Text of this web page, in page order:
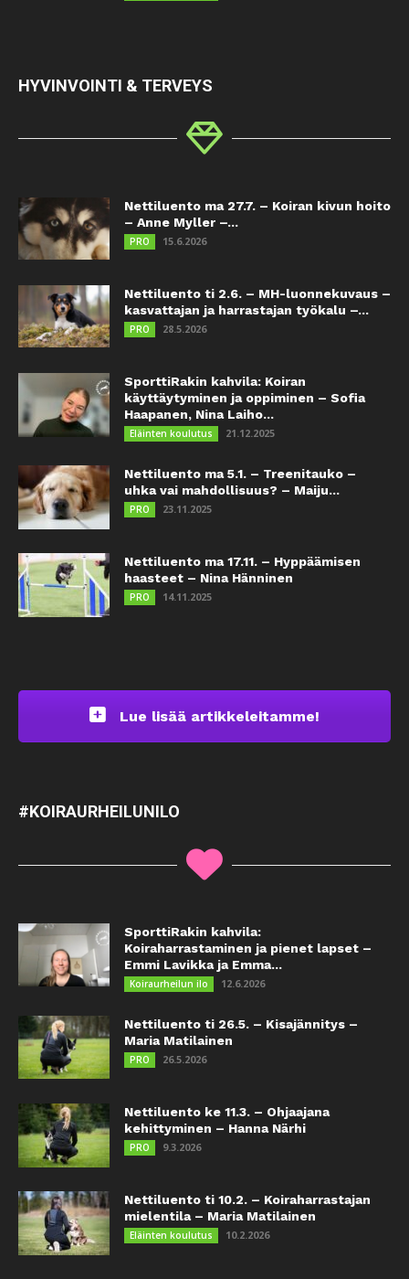
HYVINVOINTI & TERVEYS
Nettiluento ma 27.7. – Koiran kivun hoito
– Anne Myller –...
PRO 15.6.2026
Nettiluento ti 2.6. – MH-luonnekuvaus –
kasvattajan ja harrastajan työkalu –...
PRO 28.5.2026
SporttiRakin kahvila: Koiran
käyttäytyminen ja oppiminen – Sofia
Haapanen, Nina Laiho...
Eläinten koulutus 21.12.2025
Nettiluento ma 5.1. – Treenitauko –
uhka vai mahdollisuus? – Maiju...
PRO 23.11.2025
Nettiluento ma 17.11. – Hyppäämisen
haasteet – Nina Hänninen
PRO 14.11.2025
Lue lisää artikkeleitamme!
#KOIRAURHEILUNILO
SporttiRakin kahvila:
Koiraharrastaminen ja pienet lapset –
Emmi Lavikka ja Emma...
Koiraurheilun ilo 12.6.2026
Nettiluento ti 26.5. – Kisajännitys –
Maria Matilainen
PRO 26.5.2026
Nettiluento ke 11.3. – Ohjaajana
kehittyminen – Hanna Närhi
PRO 9.3.2026
Nettiluento ti 10.2. – Koiraharrastajan
mielentila – Maria Matilainen
Eläinten koulutus 10.2.2026